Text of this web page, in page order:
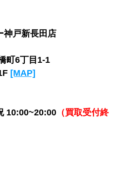
神戸新長田店
町6丁目1-1
[MAP]
10:00~20:00 （買取受付終